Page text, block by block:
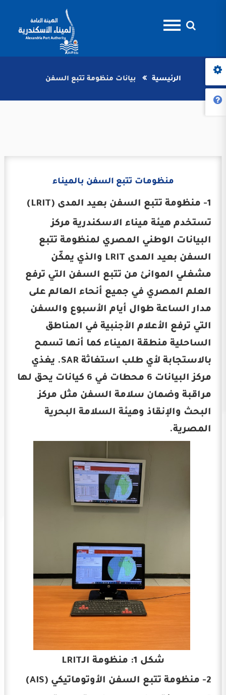
الرئيسية بيانات منظومة تتبع السفن
منظومات تتبع السفن بالميناء
1- منظومة تتبع السفن بعيد المدى (LRIT)
تستخدم هيئة ميناء الاسكندرية مركز
البيانات الوطني المصري لمنظومة تتبع
السفن بعيد المدى LRIT والذي يمكّن
مشغلي الموانئ من تتبع السفن التي ترفع
العلم المصري في جميع أنحاء العالم على
مدار الساعة طوال أيام الأسبوع والسفن
التي ترفع الأعلام الأجنبية في المناطق
الساحلية منطقة الميناء كما أنها تسمح
بالاستجابة لأي طلب استغاثة SAR. يغذي
مركز البيانات 6 محطات في 6 كيانات يحق لها
مراقبة وضمان سلامة السفن مثل مركز
البحث والإنقاذ وهيئة السلامة البحرية
المصرية.
شكل 1: منظومة الـLRIT
2- منظومة تتبع السفن الأوتوماتيكي (AIS)